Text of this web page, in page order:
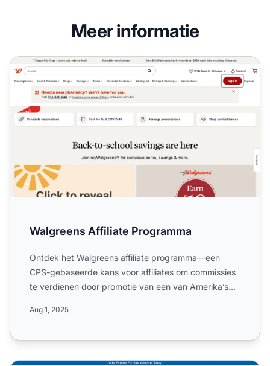
Meer informatie
Walgreens Affiliate Programma
Walgreens Affiliate Programma
Ontdek het Walgreens affiliate programma—een
CPS-gebaseerde kans voor affiliates om commissies
te verdienen door promotie van een van Amerika’s
Aug 1, 2025